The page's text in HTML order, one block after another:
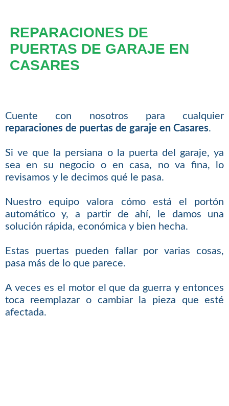
REPARACIONES DE
PUERTAS DE GARAJE EN
CASARES
Cuente con nosotros para cualquier
reparaciones de puertas de garaje en Casares.
Si ve que la persiana o la puerta del garaje, ya
sea en su negocio o en casa, no va fina, lo
revisamos y le decimos qué le pasa.
Nuestro equipo valora cómo está el portón
automático y, a partir de ahí, le damos una
solución rápida, económica y bien hecha.
Estas puertas pueden fallar por varias cosas,
pasa más de lo que parece.
A veces es el motor el que da guerra y entonces
toca reemplazar o cambiar la pieza que esté
afectada.